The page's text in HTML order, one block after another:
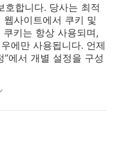
호합니다. 당사는 최적
사이트에서 쿠키 및
키는 항상 사용되며,
에만 사용됩니다. 언제
에서 개별 설정을 구성